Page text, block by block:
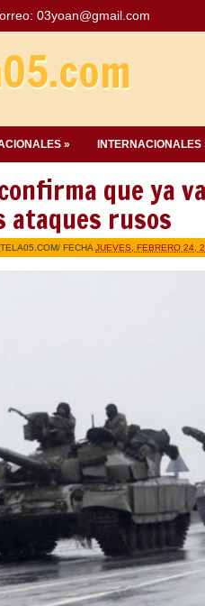
03yoan@gmail.com
» INTERNACIONALES
que ya
ataques rusos
/ FECHA JUEVES, FEBRERO 24,